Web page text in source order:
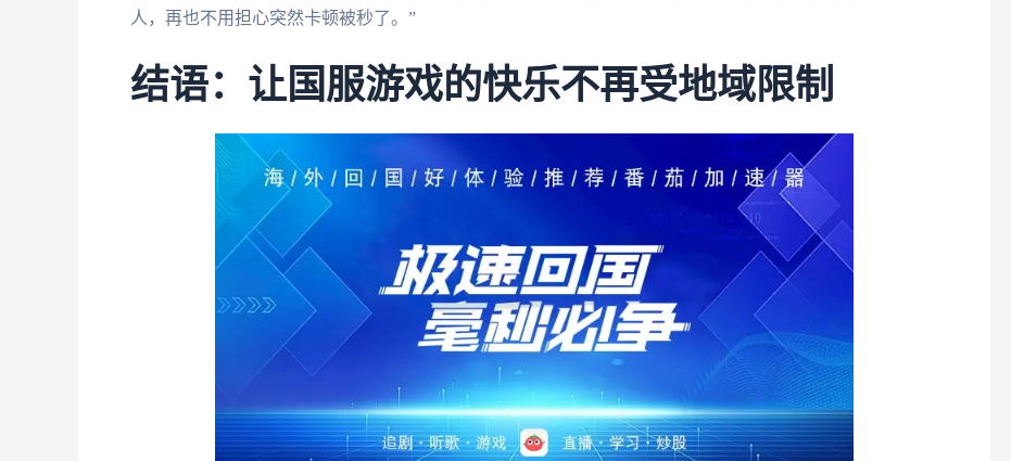
人，再也不用担心突然卡顿被秒了。”
结语：让国服游戏的快乐不再受地域限制